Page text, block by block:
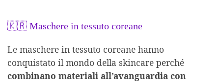
🇰🇷 Maschere in tessuto coreane
Le maschere in tessuto coreane hanno
conquistato il mondo della skincare perché
combinano materiali all’avanguardia con